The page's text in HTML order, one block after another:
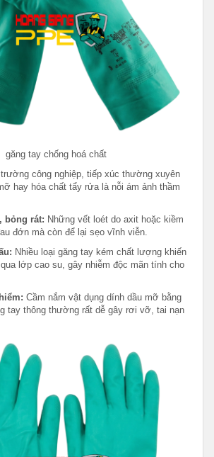
găng tay chống hoá chất
trường công nghiệp, tiếp xúc thường xuyên
hay hóa chất tẩy rửa là nỗi ám ảnh thầm
bỏng rát: Những vết loét do axit hoặc kiềm
đớn mà còn để lại sẹo vĩnh viễn.
Nhiều loại găng tay kém chất lượng khiến
lớp cao su, gây nhiễm độc mãn tính cho
Cầm nắm vật dụng dính dầu mỡ bằng
tay thông thường rất dễ gây rơi vỡ, tai nạn